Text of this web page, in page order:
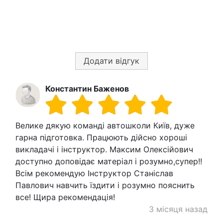
Додати відгук
Константин Баженов
Велике дякую команді автошколи Київ, дуже
гарна підготовка. Працюють дійсно хороші
викладачі і інструктор. Максим Олексійович
доступно доповідає матеріал і розумно,супер!!
Всім рекомендую Інструктор Станіслав
Павлович навчить їздити і розумно пояснить
все! Щира рекомендація!
3 місяця назад